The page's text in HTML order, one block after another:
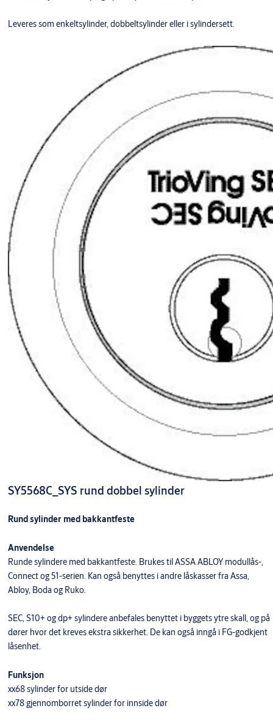
Leveres som enkeltsylinder, dobbeltsylinder eller i sylindersett.
SY5568C_SYS rund dobbel sylinder
Rund sylinder med bakkantfeste
Anvendelse
Runde sylindere med bakkantfeste. Brukes til ASSA ABLOY modullås-,
Connect og 51-serien. Kan også benyttes i andre låskasser fra Assa,
Abloy, Boda og Ruko.
SEC, S10+ og dp+ sylindere anbefales benyttet i byggets ytre skall, og på
dører hvor det kreves ekstra sikkerhet. De kan også inngå i FG-godkjent
låsenhet.
Funksjon
xx68 sylinder for utside dør
xx78 gjennomborret sylinder for innside dør